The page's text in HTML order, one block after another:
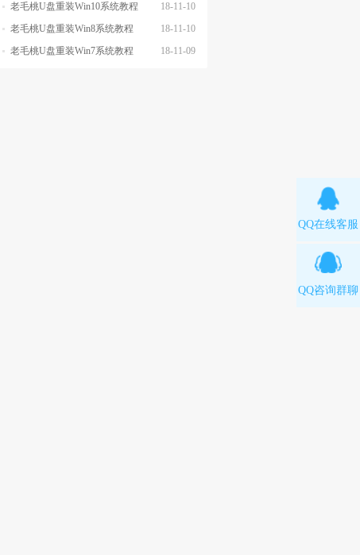
18-11-10
老毛桃U盘重装Win10系统教程
18-11-10
老毛桃U盘重装Win8系统教程
18-11-09
老毛桃U盘重装Win7系统教程
QQ在线客服
QQ咨询群聊